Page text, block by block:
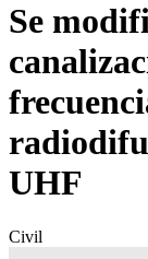
Se
UHF
Civil